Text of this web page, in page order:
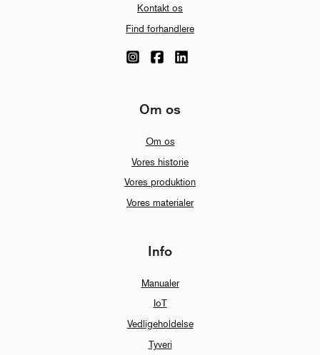
Kontakt os
Find forhandlere
Om os
Om os
Vores historie
Vores produktion
Vores materialer
Info
Manualer
IoT
Vedligeholdelse
Tyveri